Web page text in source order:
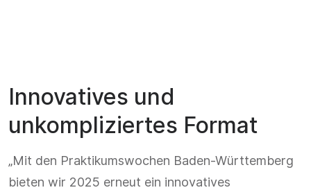
Innovatives und
unkompliziertes Format
„Mit den Praktikumswochen Baden-Württemberg
bieten wir 2025 erneut ein innovatives